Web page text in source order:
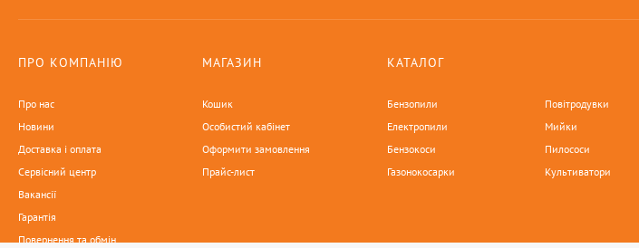
ПРО КОМПАНІЮ
Про нас
Новини
Доставка і оплата
Сервісний центр
Вакансії
Гарантія
Повернення та обмін
МАГАЗИН
Кошик
Особистий кабінет
Оформити замовлення
Прайс-лист
КАТАЛОГ
Бензопили
Електропили
Бензокоси
Газонокосарки
Повітродувки
Мийки
Пилососи
Культиватори